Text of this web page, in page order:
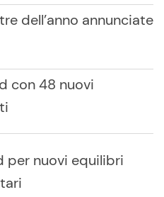
dell’anno annunciate
con 48 nuovi
per nuovi equilibri